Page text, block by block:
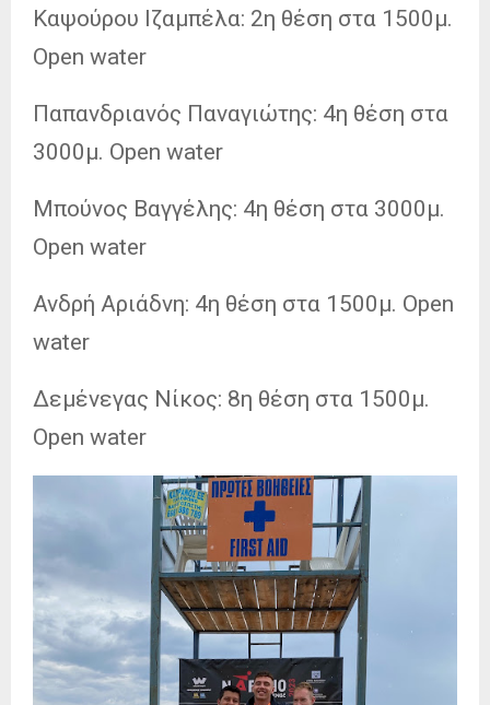
Καψούρου Ιζαμπέλα: 2η θέση στα 1500μ.
Open water
Παπανδριανός Παναγιώτης: 4η θέση στα
3000μ. Open water
Μπούνος Βαγγέλης: 4η θέση στα 3000μ.
Open water
Ανδρή Αριάδνη: 4η θέση στα 1500μ. Open
water
Δεμένεγας Νίκος: 8η θέση στα 1500μ.
Open water